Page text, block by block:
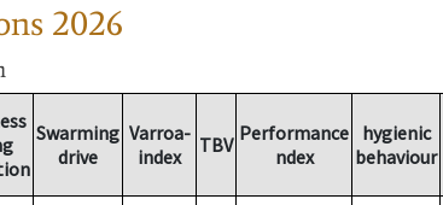
2026
Swarming
drive
Varroa-
index
TBV Performance
ndex
hygienic
behaviour